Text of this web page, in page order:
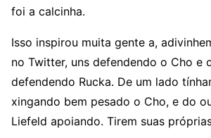
foi a calcinha.
Isso inspirou muita gente a,
no Twitter, uns defendendo o Cho e
defendendo Rucka. De um lado
xingando bem pesado o Cho, e do
Liefeld apoiando. Tirem suas